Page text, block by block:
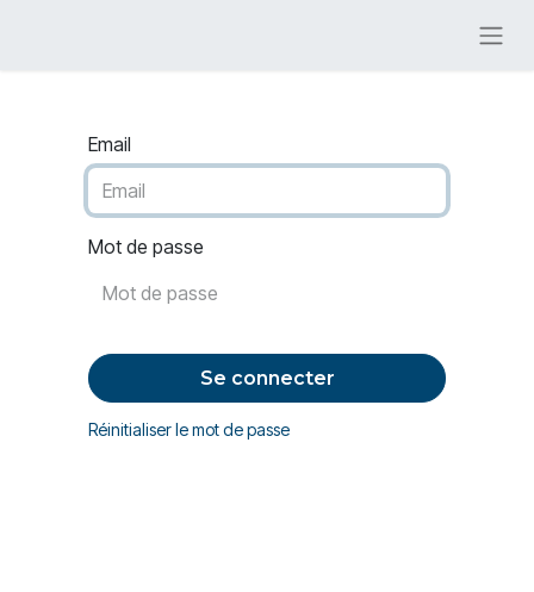
Email
Mot de passe
Se connecter
Réinitialiser le mot de passe